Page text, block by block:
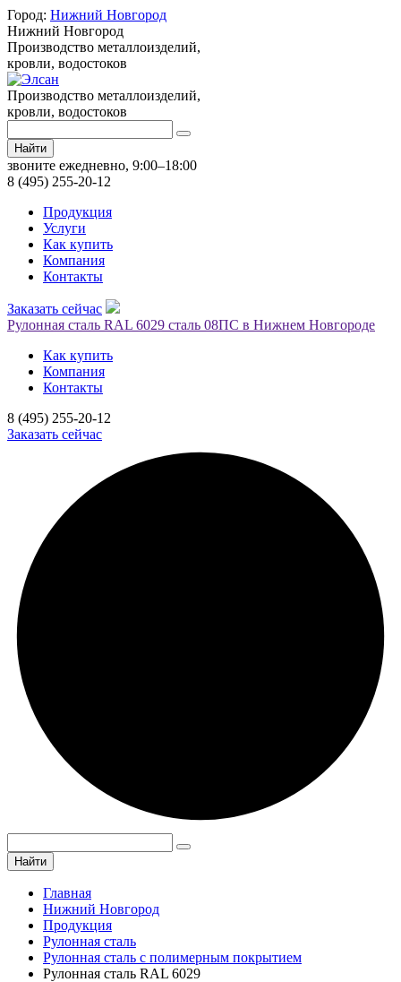
Город: Нижний Новгород
Нижний Новгород
Производство металлоизделий,
кровли, водостоков
Производство металлоизделий,
кровли, водостоков
Найти
звоните ежедневно, 9:00–18:00
8 (495) 255-20-12
Продукция
Услуги
Как купить
Компания
Контакты
Заказать сейчас
Рулонная сталь RAL 6029 сталь 08ПС в Нижнем Новгороде
Как купить
Компания
Контакты
8 (495) 255-20-12
Заказать сейчас
Найти
Главная
Нижний Новгород
Продукция
Рулонная сталь
Рулонная сталь с полимерным покрытием
Рулонная сталь RAL 6029